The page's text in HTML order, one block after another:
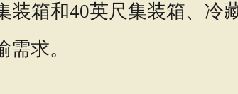
箱和40英尺集装箱、冷
求。